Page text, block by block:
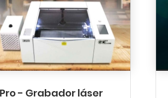
- Grabador láser